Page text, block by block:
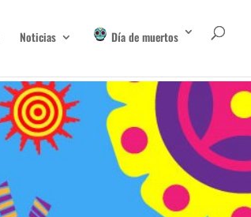
Noticias Día de muertos